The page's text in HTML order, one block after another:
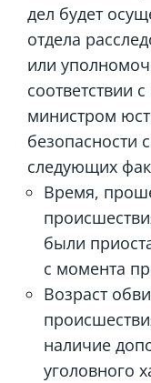
дел будет
отдела
или
соответствии
министром
безопасности
следующих
Время,
были
с момента
Возраст
наличие
уголовного